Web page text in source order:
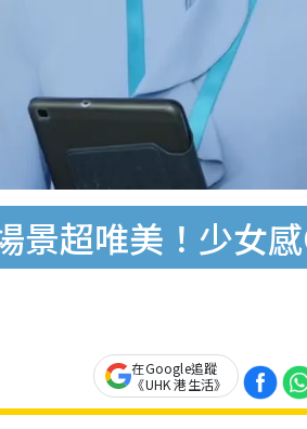
景超唯美！少女
在Google追蹤
《UHK 港生活》